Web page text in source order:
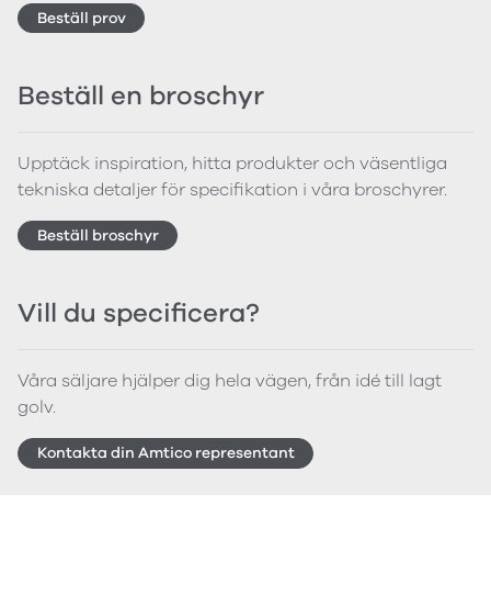
Beställ prov
Beställ en broschyr
Upptäck inspiration, hitta produkter och väsentliga
tekniska detaljer för specifikation i våra broschyrer.
Beställ broschyr
Vill du specificera?
Våra säljare hjälper dig hela vägen, från idé till lagt
golv.
Kontakta din Amtico representant